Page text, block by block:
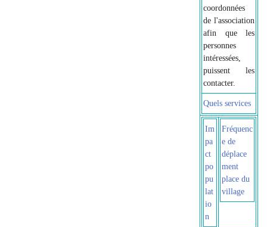
coordonnées
de l'association
afin que les
personnes
intéressées,
puissent les
contacter.
Quels services
Im
pa
ct
po
pu
lat
io
n
Fréquenc
e de
déplace
ment
place du
village